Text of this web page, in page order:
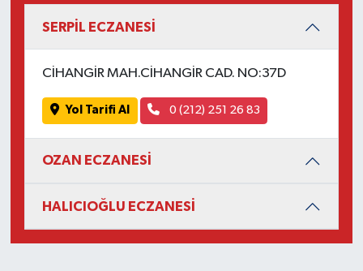
SERPİL ECZANESİ
CİHANGİR MAH.CİHANGİR CAD. NO:37D
Yol Tarifi Al 0 (212) 251 26 83
OZAN ECZANESİ
HALICIOĞLU ECZANESİ